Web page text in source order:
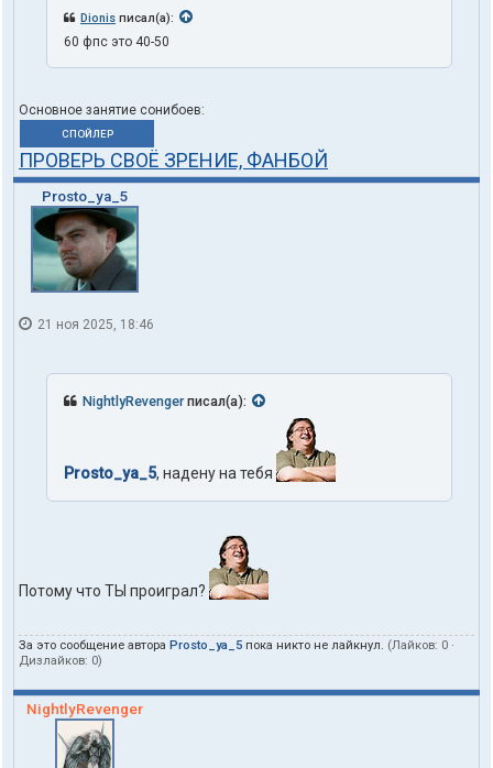
Dionis писал(а):
60 фпс это 40-50
Основное занятие сонибоев:
СПОЙЛЕР
ПРОВЕРЬ СВОЁ ЗРЕНИЕ, ФАНБОЙ
Prosto_ya_5
21 ноя 2025, 18:46
NightlyRevengerписал(а):
Prosto_ya_5, надену на тебя
Потому что ТЫ проиграл?
За это сообщение автора Prosto_ya_5 пока никто не лайкнул. (Лайков: 0 ·
Дизлайков: 0)
NightlyRevenger